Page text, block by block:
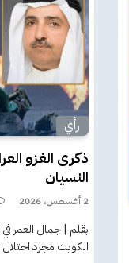
رأي
ذكرى الغزو
النسيان
2 أغسطس، 2026
بقلم | جمال العمر
الكويت مجرد